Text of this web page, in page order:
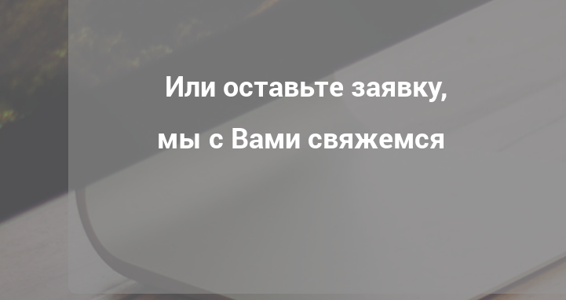
Или оставьте заявку,
мы с Вами свяжемся